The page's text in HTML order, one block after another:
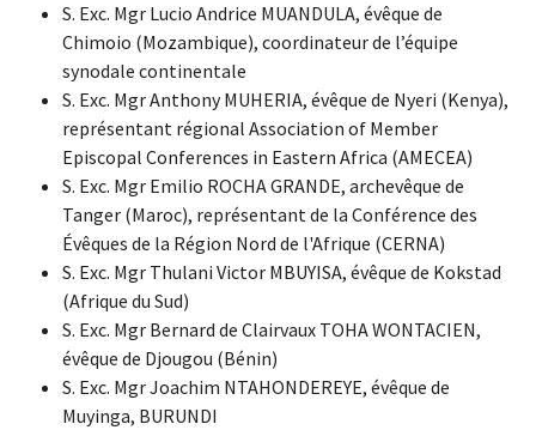
S. Exc. Mgr Lucio Andrice MUANDULA, évêque de
Chimoio (Mozambique), coordinateur de l’équipe
synodale continentale
S. Exc. Mgr Anthony MUHERIA, évêque de Nyeri (Kenya),
représentant régional Association of Member
Episcopal Conferences in Eastern Africa (AMECEA)
S. Exc. Mgr Emilio ROCHA GRANDE, archevêque de
Tanger (Maroc), représentant de la Conférence des
Évêques de la Région Nord de l'Afrique (CERNA)
S. Exc. Mgr Thulani Victor MBUYISA, évêque de Kokstad
(Afrique du Sud)
S. Exc. Mgr Bernard de Clairvaux TOHA WONTACIEN,
évêque de Djougou (Bénin)
S. Exc. Mgr Joachim NTAHONDEREYE, évêque de
Muyinga, BURUNDI